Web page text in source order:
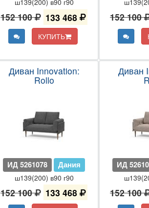
ш139(200) в90 г90
152 100 133 468
КУПИТЬ
152 100
Диван Innovation:
Rollo
ИД 5261078 Дания
ш139(200) в90 г90
152 100 133 468
Диван
ИД
152 100